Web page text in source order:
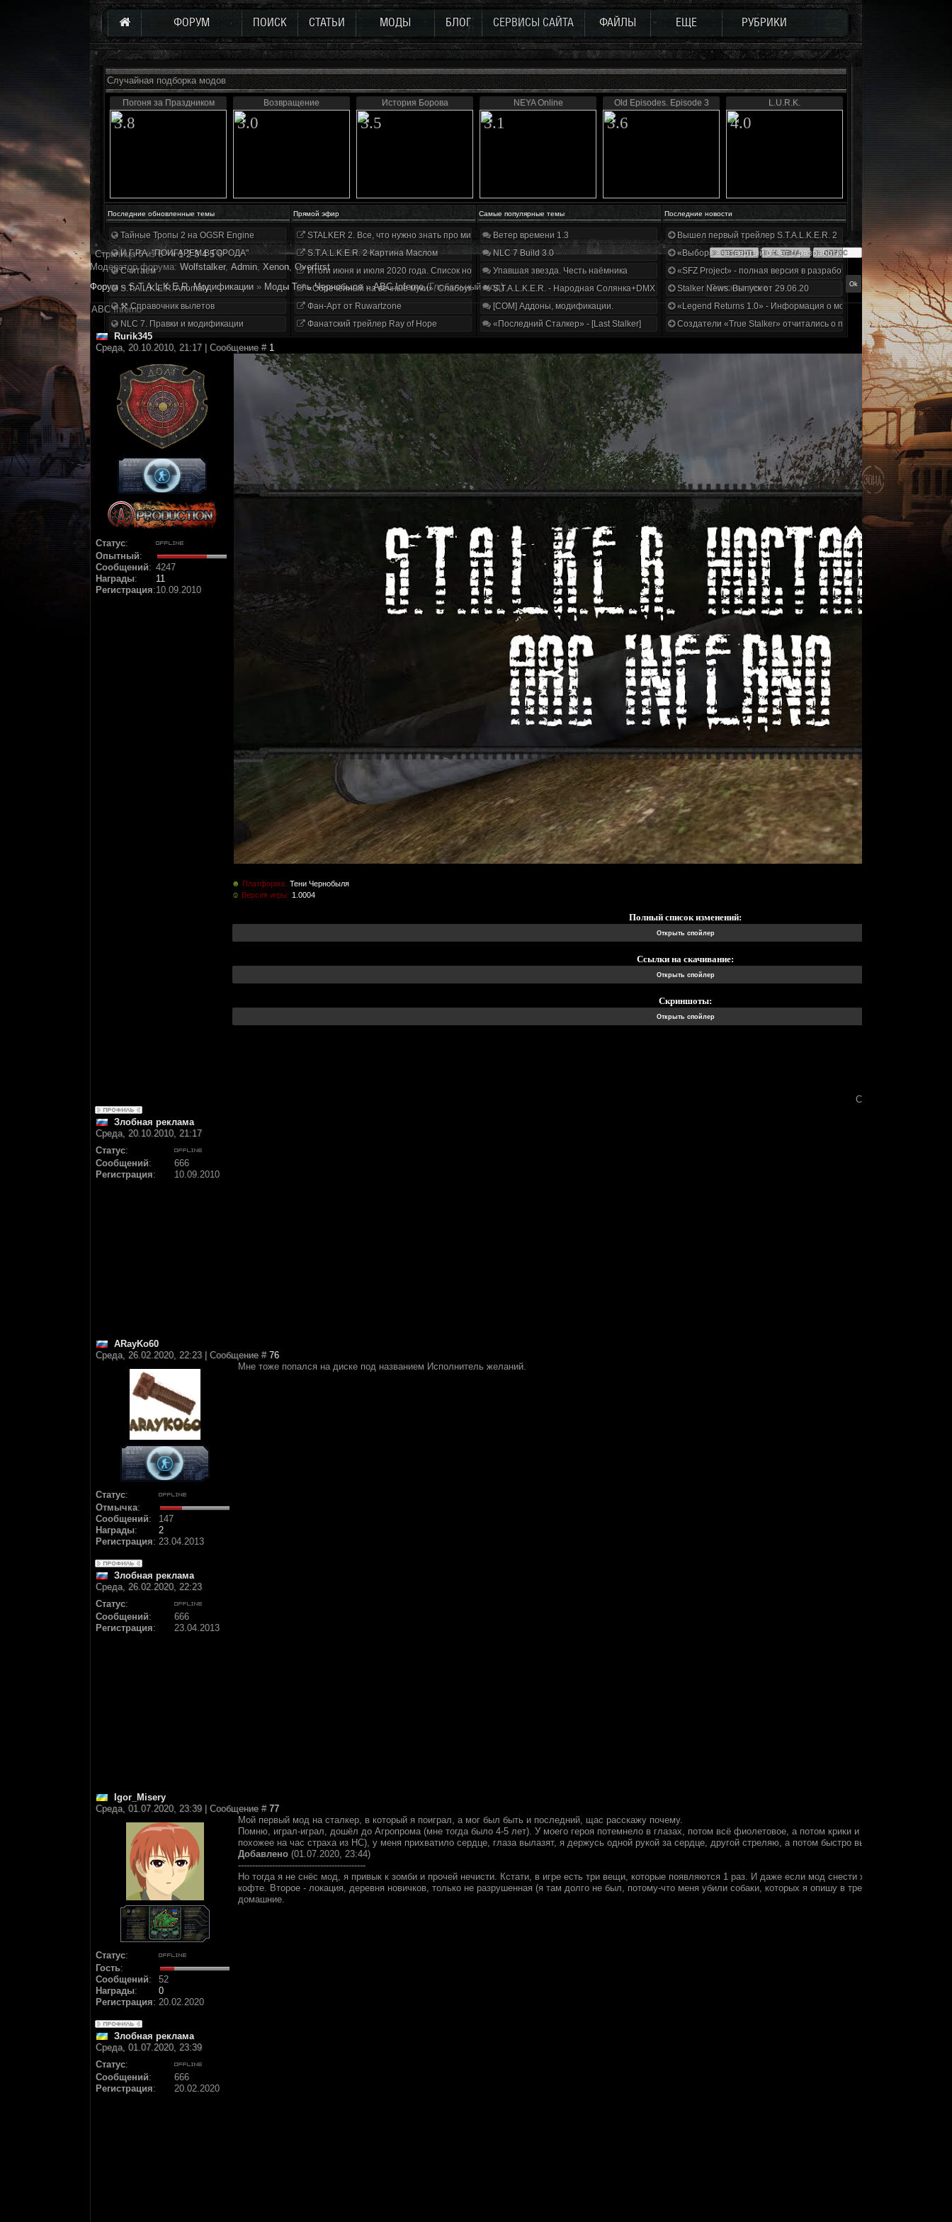
ФОРУМ ПОИСК СТАТЬИ МОДЫ БЛОГ СЕРВИСЫ САЙТА ФАЙЛЫ ЕЩЕ РУБРИКИ
Случайная подборка модов
Погоня за Праздником
3.8
Возвращение
3.0
История Борова
3.5
NEYA Online
3.1
Old Episodes. Episode 3
3.6
L.U.R.K.
4.0
Последние обновленные темы Прямой эфир Самые популярные темы Последние новости
Тайные Тропы 2 на OGSR Engine
И.Г.Р.А. "ПОИГАРЕМ В ГОРОДА"
Считаем
S.T.A.L.K.E.R. Anomaly
⚒ Справочник вылетов
NLC 7. Правки и модификации
STALKER 2. Все, что нужно знать про мир, геймплей и сюжет | Разбор трейлера
S.T.A.L.K.E.R. 2 Картина Маслом
Итоги июня и июля 2020 года. Список нововведений
«Обречённый на вечные муки». Слабоумие и отвага
Фан-Арт от Ruwartzone
Фанатский трейлер Ray of Hope
Ветер времени 1.3
NLC 7 Build 3.0
Упавшая звезда. Честь наёмника
S.T.A.L.K.E.R. - Народная Солянка+DMX 1.3.5.ООП.МА.К.
[COM] Аддоны, модификации.
«Последний Сталкер» - [Last Stalker]
Вышел первый трейлер S.T.A.L.K.E.R. 2
«Выбор» - четвертый отчет о разработке!
«SFZ Project» - полная версия в разработке!
Stalker News. Выпуск от 29.06.20
«Legend Returns 1.0» - Информация о моде за июнь 2020
Создатели «True Stalker» отчитались о проделанной работе
Страница6из6 « 1 2 3 4 5 6
Модератор форума: Wolfstalker, Аdmin, Xenon, Overfirst
Форум » S.T.A.L.K.E.R. Модификации » Моды Тень Чернобыля » ABC Inferno (Глобальный мод)
ABC Inferno
Rurik345
Среда, 20.10.2010, 21:17 | Сообщение # 1
Статус:
Опытный:
Сообщений: 4247
Награды:
11
Регистрация:10.09.2010
☻ Платформа: Тени Чернобыля
☺ Версия игры: 1.0004
Полный список изменений:
Ссылки на скачивание:
Скриншоты:
Сообщение
Злобная реклама
Среда, 20.10.2010, 21:17
Статус:
Сообщений:
666
Регистрация: 10.09.2010
ARayKo60
Среда, 26.02.2020, 22:23 | Сообщение # 76
Статус:
Отмычка:
Сообщений:
147
Награды:
2
Регистрация: 23.04.2013
Мне тоже попался на диске под названием Исполнитель желаний.
Злобная реклама
Среда, 26.02.2020, 22:23
Статус:
Сообщений:
666
Регистрация: 23.04.2013
Igor_Misery
Среда, 01.07.2020, 23:39 | Сообщение # 77
Статус:
Гость:
Сообщений:
52
Награды:
0
Регистрация: 20.02.2020
Мой первый мод на сталкер, в который я поиграл, а мог был быть и последний, щас расскажу почему.
Помню, играл-играл, дошёл до Агропрома (мне тогда было 4-5 лет). У моего героя потемнело в глазах, потом всё фиолетовое, а потом крики и стоны, я был до
похожее на час страха из НС), у меня прихватило сердце, глаза вылазят, я держусь одной рукой за сердце, другой стреляю, а потом быстро выхожу в главное
Добавлено (01.07.2020, 23:44)
---------------------------------------------
Но тогда я не снёс мод, я привык к зомби и прочей нечисти. Кстати, в игре есть три вещи, которые появляются 1 раз. И даже если мод снести хоть 10 раз, то это
кофте. Второе - локация, деревня новичков, только не разрушенная (я там долго не был, потому-что меня убили собаки, которых я опишу в третьем пункте).
домашние.
Злобная реклама
Среда, 01.07.2020, 23:39
Статус:
Сообщений:
666
Регистрация: 20.02.2020